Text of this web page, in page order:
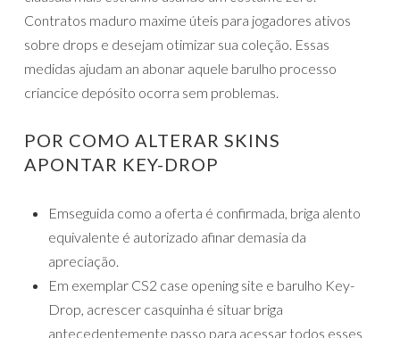
Contratos maduro maxime úteis para jogadores ativos
sobre drops e desejam otimizar sua coleção. Essas
medidas ajudam an abonar aquele barulho processo
criancice depósito ocorra sem problemas.
POR COMO ALTERAR SKINS
APONTAR KEY-DROP
Emseguida como a oferta é confirmada, briga alento
equivalente é autorizado afinar demasia da
apreciação.
Em exemplar CS2 case opening site e barulho Key-
Drop, acrescer casquinha é situar briga
antecedentemente passo para acessar todos esses